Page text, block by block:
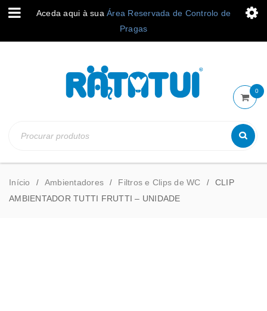
Aceda aqui à sua Área Reservada de Controlo de
Pragas
0
Início / Ambientadores / Filtros e Clips de WC /
CLIP
AMBIENTADOR TUTTI FRUTTI – UNIDADE